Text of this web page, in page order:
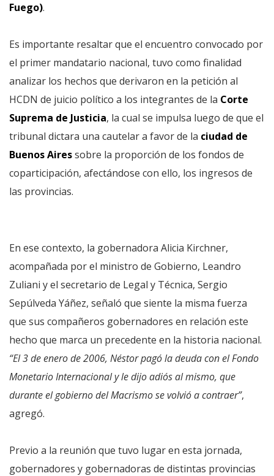
Fuego).
Es importante resaltar que el encuentro convocado por
el primer mandatario nacional, tuvo como finalidad
analizar los hechos que derivaron en la petición al
HCDN de juicio político a los integrantes de la Corte
Suprema de Justicia, la cual se impulsa luego de que el
tribunal dictara una cautelar a favor de la ciudad de
Buenos Airessobre la proporción de los fondos de
coparticipación, afectándose con ello, los ingresos de
las provincias.
En ese contexto, la gobernadora Alicia Kirchner,
acompañada por el ministro de Gobierno, Leandro
Zuliani y el secretario de Legal y Técnica, Sergio
Sepúlveda Yáñez, señaló que siente la misma fuerza
que sus compañeros gobernadores en relación este
hecho que marca un precedente en la historia nacional.
“El 3 de enero de 2006, Néstor pagó la deuda con el Fondo
Monetario Internacional y le dijo adiós al mismo, que
durante el gobierno del Macrismo se volvió a contraer”,
agregó.
Previo a la reunión que tuvo lugar en esta jornada,
gobernadores y gobernadoras de distintas provincias